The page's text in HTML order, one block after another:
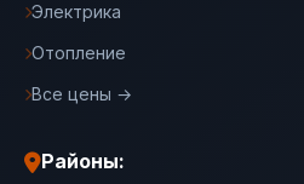
Электрика
Отопление
Все цены →
Районы: